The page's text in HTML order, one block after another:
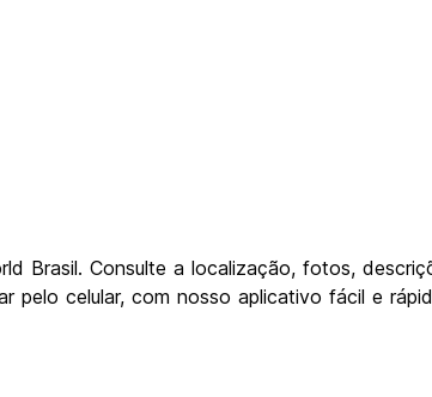
Brasil. Consulte a localização, fotos,
pelo celular, com nosso aplicativo fácil e